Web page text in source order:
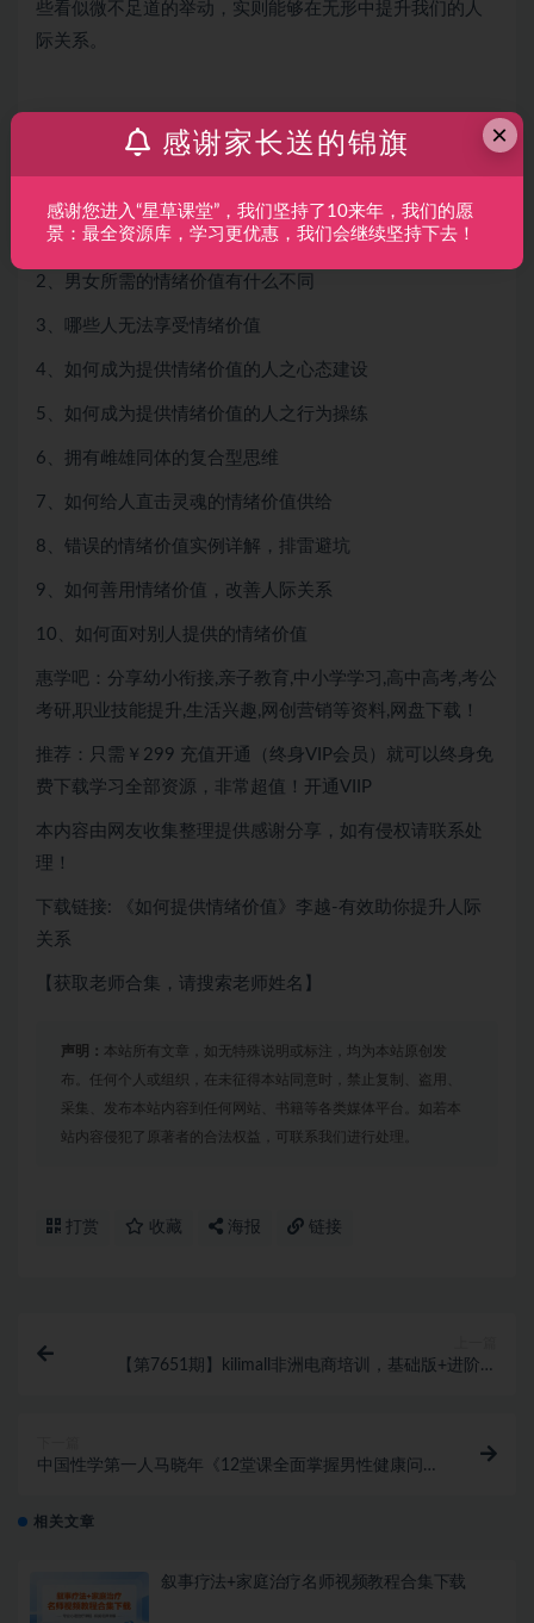
些看似微不足道的举动，实则能够在无形中提升我们的人
际关系。
课程内容目录：
1、什么是情绪价值
2、男女所需的情绪价值有什么不同
3、哪些人无法享受情绪价值
4、如何成为提供情绪价值的人之心态建设
5、如何成为提供情绪价值的人之行为操练
6、拥有雌雄同体的复合型思维
7、如何给人直击灵魂的情绪价值供给
8、错误的情绪价值实例详解，排雷避坑
9、如何善用情绪价值，改善人际关系
10、如何面对别人提供的情绪价值
惠学吧：分享幼小衔接,亲子教育,中小学学习,高中高考,考公
考研,职业技能提升,生活兴趣,网创营销等资料,网盘下载！
推荐：只需￥299 充值开通（终身VIP会员）就可以终身免
费下载学习全部资源，非常超值！开通VIIP
本内容由网友收集整理提供感谢分享，如有侵权请联系处
理！
下载链接: 《如何提供情绪价值》李越-有效助你提升人际
关系
【获取老师合集，请搜索老师姓名】
声明： 本站所有文章，如无特殊说明或标注，均为本站原创发
布。任何个人或组织，在未征得本站同意时，禁止复制、盗用、
采集、发布本站内容到任何网站、书籍等各类媒体平台。如若本
站内容侵犯了原著者的合法权益，可联系我们进行处理。
打赏 收藏 海报 链接
【第7651期】kilimall非洲电商培训，基础版+进阶版
中国性学第一人马晓年《12堂课全面掌握男性健康问
相关文章
叙事疗法+家庭治疗名师视频教程合集下载
×
感谢家长送的锦旗
感谢您进入“星草课堂”，我们坚持了10来年，我们的愿
景：最全资源库，学习更优惠，我们会继续坚持下去！